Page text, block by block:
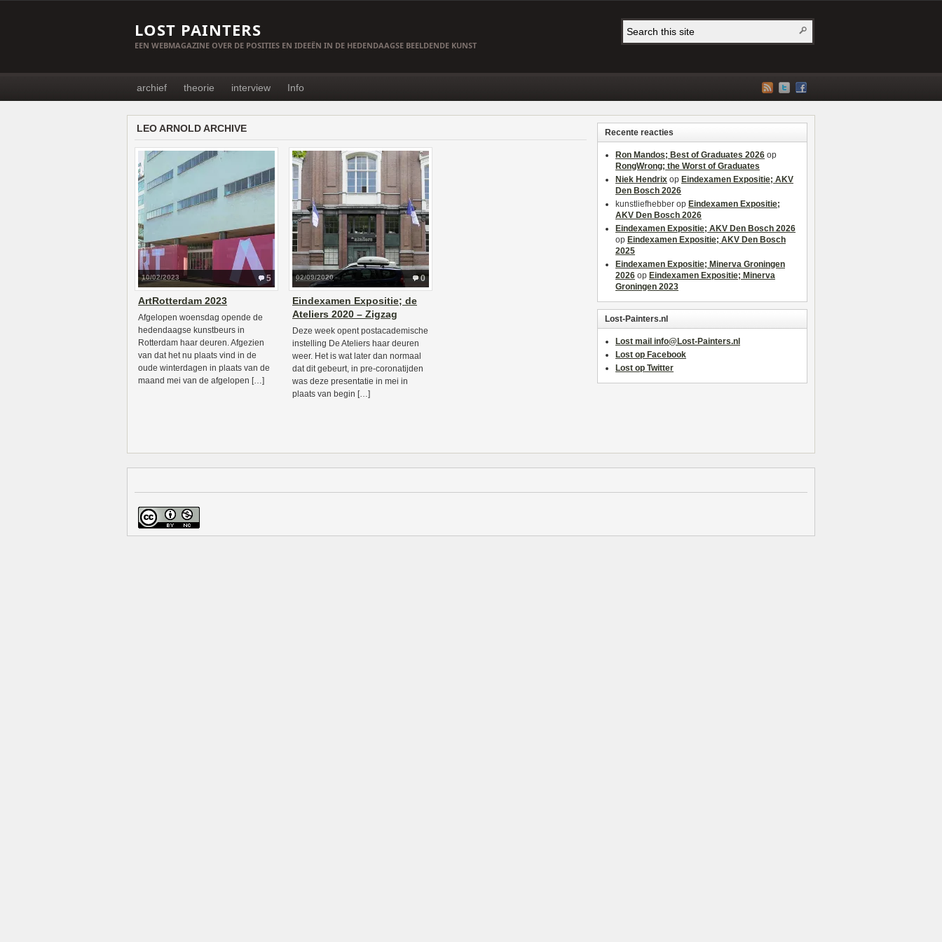
LOST PAINTERS
EEN WEBMAGAZINE OVER DE POSITIES EN IDEEËN IN DE HEDENDAAGSE BEELDENDE KUNST
archief theorie interview Info
LEO ARNOLD ARCHIVE
5
10/02/2023
ArtRotterdam 2023
Afgelopen woensdag opende de
hedendaagse kunstbeurs in
Rotterdam haar deuren. Afgezien
van dat het nu plaats vind in de
oude winterdagen in plaats van de
maand mei van de afgelopen […]
0
02/09/2020
Eindexamen Expositie; de
Ateliers 2020 – Zigzag
Deze week opent postacademische
instelling De Ateliers haar deuren
weer. Het is wat later dan normaal
dat dit gebeurt, in pre-coronatijden
was deze presentatie in mei in
plaats van begin […]
Recente reacties
Ron Mandos; Best of Graduates 2026 op
RongWrong; the Worst of Graduates
Niek Hendrix op Eindexamen Expositie; AKV
Den Bosch 2026
kunstliefhebber op Eindexamen Expositie;
AKV Den Bosch 2026
Eindexamen Expositie; AKV Den Bosch 2026
op Eindexamen Expositie; AKV Den Bosch
2025
Eindexamen Expositie; Minerva Groningen
2026 op Eindexamen Expositie; Minerva
Groningen 2023
Lost-Painters.nl
Lost mail info@Lost-Painters.nl
Lost op Facebook
Lost op Twitter